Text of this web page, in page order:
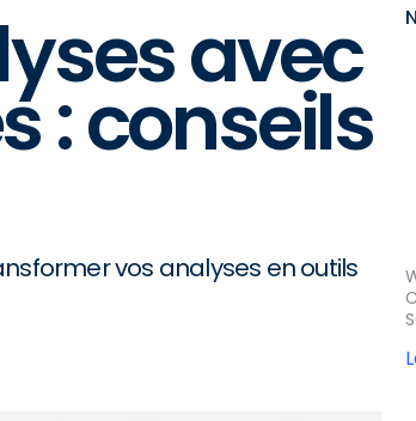
avec
: conseils
vos analyses en outils